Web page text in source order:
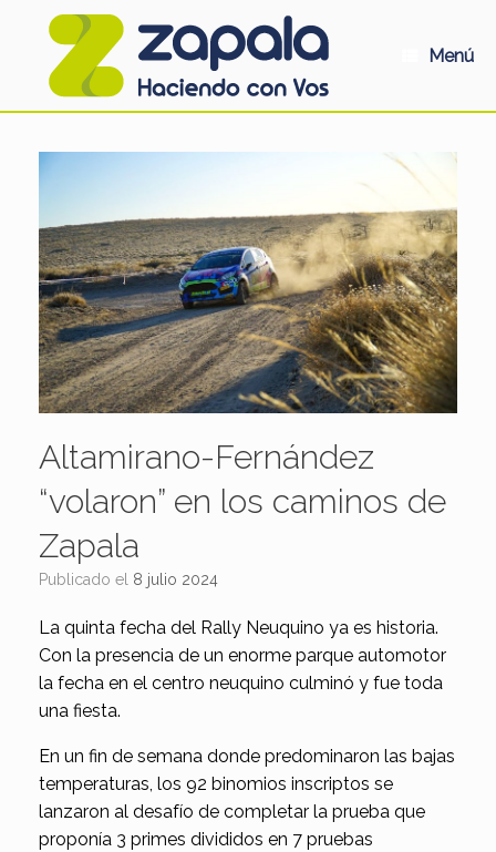
Menú
Altamirano-Fernández
“volaron” en los caminos de
Zapala
Publicado el 8 julio 2024
La quinta fecha del Rally Neuquino ya es historia.
Con la presencia de un enorme parque automotor
la fecha en el centro neuquino culminó y fue toda
una fiesta.
En un fin de semana donde predominaron las bajas
temperaturas, los 92 binomios inscriptos se
lanzaron al desafío de completar la prueba que
proponía 3 primes divididos en 7 pruebas